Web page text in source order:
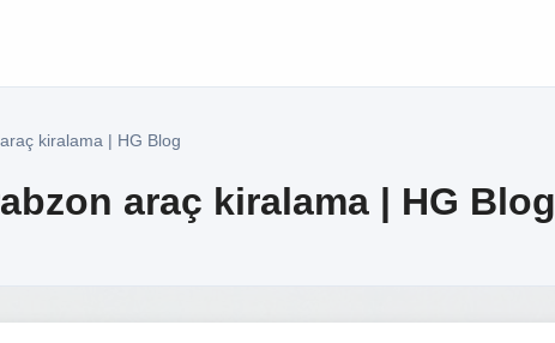
kiralama | HG Blog
araç kiralama | HG Blog